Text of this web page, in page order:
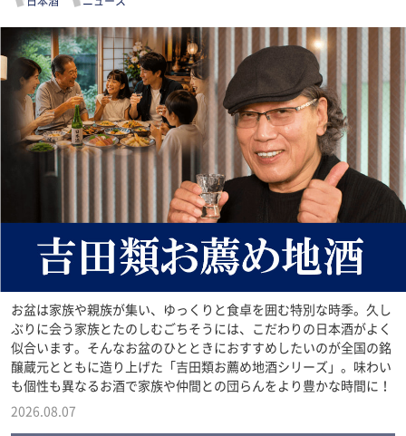
お盆は家族や親族が集い、ゆっくりと食卓を囲む特別な時季。久し
ぶりに会う家族とたのしむごちそうには、こだわりの日本酒がよく
似合います。そんなお盆のひとときにおすすめしたいのが全国の銘
醸蔵元とともに造り上げた「吉田類お薦め地酒シリーズ」。味わい
も個性も異なるお酒で家族や仲間との団らんをより豊かな時間に！
2026.08.07